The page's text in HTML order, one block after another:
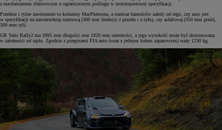
z mechanizmem różnicowym o ograniczonym poślizgu w motorsportowej specyfikacji.
Przednie i tylne zawieszenie to kolumny MacPhersona, a rozmiar hamulców zależy od tego, czy auto jest
w specyfikacji na nawierzchnię szutrową (300 mm średnicy z przodu i z tyłu), czy asfaltową (350 mm przód,
300 mm tył).
GR Yaris Rally2 ma 3995 mm długości oraz 1820 mm szerokości, a jego wysokość może być dostosowana
w zależności od rajdu. Zgodnie z przepisami FIA auto (wraz z jednym kołem zapasowym) waży 1230 kg.